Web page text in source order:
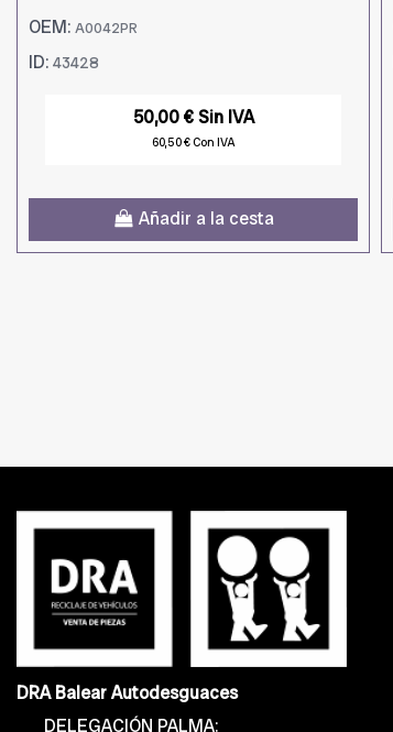
OEM: A0042PR
ID: 43428
50,00 € Sin IVA
60,50 € Con IVA
Añadir a la cesta
DRA Balear Autodesguaces
DELEGACIÓN PALMA: